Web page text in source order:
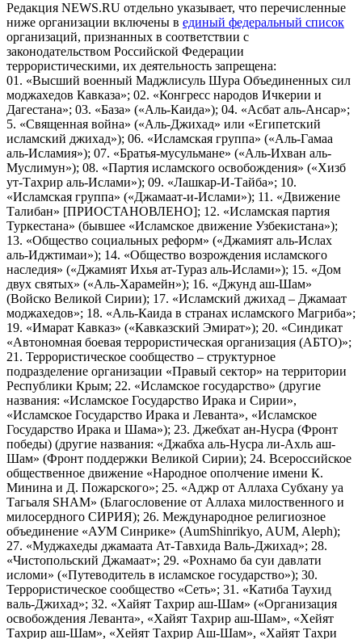
Редакция NEWS.RU отдельно указывает, что перечисленные
ниже организации включены в единый федеральный список
организаций, признанных в соответствии с
законодательством Российской Федерации
террористическими, их деятельность запрещена:
01. «Высший военный Маджлисуль Шура Объединенных сил
моджахедов Кавказа»; 02. «Конгресс народов Ичкерии и
Дагестана»; 03. «База» («Аль-Каида»); 04. «Асбат аль-Ансар»;
5. «Священная война» («Аль-Джихад» или «Египетский
исламский джихад»); 06. «Исламская группа» («Аль-Гамаа
аль-Исламия»); 07. «Братья-мусульмане» («Аль-Ихван аль-
Муслимун»); 08. «Партия исламского освобождения» («Хизб
ут-Тахрир аль-Ислами»); 09. «Лашкар-И-Тайба»; 10.
«Исламская группа» («Джамаат-и-Ислами»); 11. «Движение
Талибан» [ПРИОСТАНОВЛЕНО]; 12. «Исламская партия
Туркестана» (бывшее «Исламское движение Узбекистана»);
13. «Общество социальных реформ» («Джамият аль-Ислах
аль-Иджтимаи»); 14. «Общество возрождения исламского
наследия» («Джамият Ихья ат-Тураз аль-Ислами»); 15. «Дом
двух святых» («Аль-Харамейн»); 16. «Джунд аш-Шам»
(Войско Великой Сирии); 17. «Исламский джихад – Джамаат
моджахедов»; 18. «Аль-Каида в странах исламского Магриба»;
19. «Имарат Кавказ» («Кавказский Эмират»); 20. «Синдикат
«Автономная боевая террористическая организация (АБТО)»;
21. Террористическое сообщество – структурное
подразделение организации «Правый сектор» на территории
Республики Крым; 22. «Исламское государство» (другие
названия: «Исламское Государство Ирака и Сирии»,
«Исламское Государство Ирака и Леванта», «Исламское
Государство Ирака и Шама»); 23. Джебхат ан-Нусра (Фронт
победы) (другие названия: «Джабха аль-Нусра ли-Ахль аш-
Шам» (Фронт поддержки Великой Сирии); 24. Всероссийское
общественное движение «Народное ополчение имени К.
Минина и Д. Пожарского»; 25. «Аджр от Аллаха Субхану уа
Тагьаля SHAM» (Благословение от Аллаха милоственного и
милосердного СИРИЯ); 26. Международное религиозное
объединение «АУМ Синрике» (AumShinrikyo, AUM, Aleph);
27. «Муджахеды джамаата Ат-Тавхида Валь-Джихад»; 28.
«Чистопольский Джамаат»; 29. «Рохнамо ба суи давлати
исломи» («Путеводитель в исламское государство»); 30.
Террористическое сообщество «Сеть»; 31. «Катиба Таухид
валь-Джихад»; 32. «Хайят Тахрир аш-Шам» («Организация
освобождения Леванта», «Хайят Тахрир аш-Шам», «Хейят
Тахрир аш-Шам», «Хейят Тахрир Аш-Шам», «Хайят Тахри